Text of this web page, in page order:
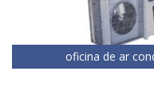
oficina de ar